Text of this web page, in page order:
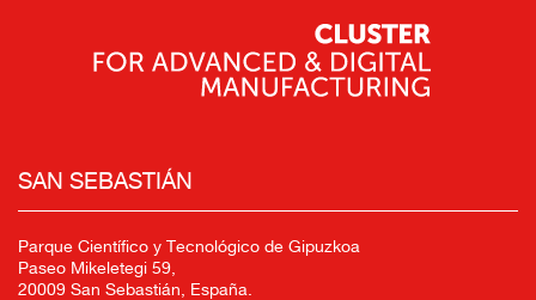
SAN SEBASTIÁN
Parque Científico y Tecnológico de Gipuzkoa
Paseo Mikeletegi 59,
20009 San Sebastián, España.